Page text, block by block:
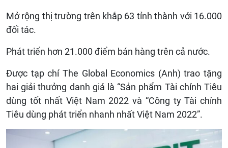
Mở rộng thị trường trên khắp 63 tỉnh thành với 16.000
đối tác.
Phát triển hơn 21.000 điểm bán hàng trên cả nước.
Được tạp chí The Global Economics (Anh) trao tặng
hai giải thưởng danh giá là “Sản phẩm Tài chính Tiêu
dùng tốt nhất Việt Nam 2022 và “Công ty Tài chính
Tiêu dùng phát triển nhanh nhất Việt Nam 2022”.